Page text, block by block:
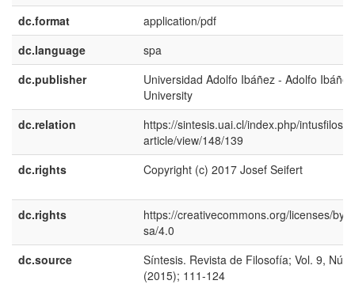
dc.format
application/pdf
dc.language
spa
dc.publisher
Universidad Adolfo Ibáñez - Adolfo Ibáñez
University
dc.relation
https://sintesis.uai.cl/index.php/
article/view/148/139
dc.rights
Copyright (c) 2017 Josef Seifert
dc.rights
https://creativecommons.org/licenses/by-
sa/4.0
dc.source
Síntesis. Revista de Filosofía; Vol. 9,
(2015); 111-124